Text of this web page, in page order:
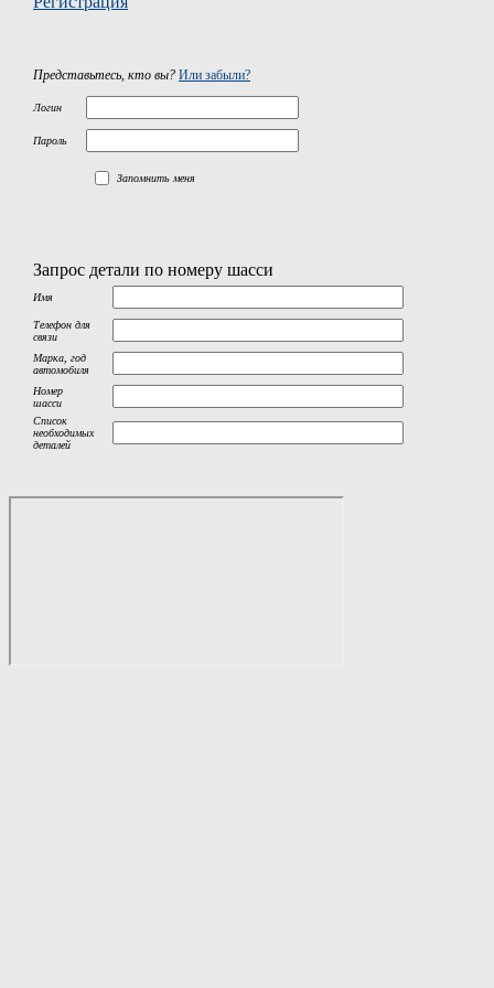
Представьтесь, кто вы? Или забыли?
Логин
Пароль
Запомнить меня
Запрос детали по номеру шасси
Имя
Телефон для
связи
Марка, год
автомобиля
Номер
шасси
Список
необходимых
деталей